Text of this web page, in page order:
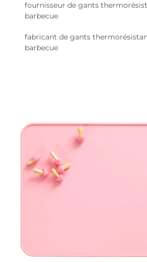
fournisseur de gants
barbecue
fabricant de gants
barbecue